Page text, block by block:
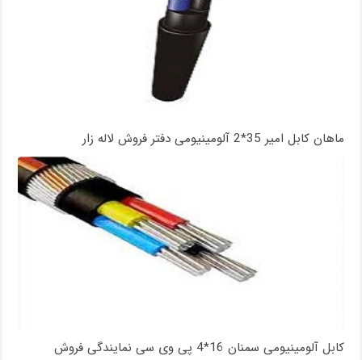
ماهان کابل امیر 35*2 آلومینیومی دفتر فروش لاله زار
کابل آلومینیومی سمنان 16*4 پی وی سی نمایندگی فروش